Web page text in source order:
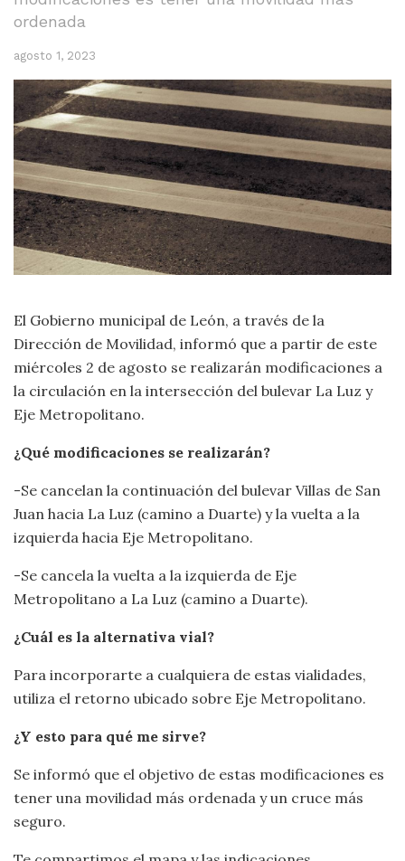
ordenada
agosto 1, 2023
El Gobierno municipal de León, a través de la
Dirección de Movilidad, informó que a partir de este
miércoles 2 de agosto se realizarán modificaciones a
la circulación en la intersección del bulevar La Luz y
Eje Metropolitano.
¿Qué modificaciones se realizarán?
-Se cancelan la continuación del bulevar Villas de San
Juan hacia La Luz (camino a Duarte) y la vuelta a la
izquierda hacia Eje Metropolitano.
-Se cancela la vuelta a la izquierda de Eje
Metropolitano a La Luz (camino a Duarte).
¿Cuál es la alternativa vial?
Para incorporarte a cualquiera de estas vialidades,
utiliza el retorno ubicado sobre Eje Metropolitano.
¿Y esto para qué me sirve?
Se informó que el objetivo de estas modificaciones es
tener una movilidad más ordenada y un cruce más
seguro.